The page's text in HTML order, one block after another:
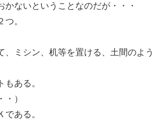
ないということなのだが・・・
。
ミシン、机等を置ける、土間のよう
ある。
）
ある。